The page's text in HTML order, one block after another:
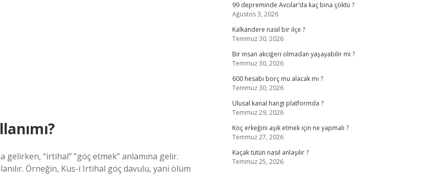
gelirken, “irtihal” “göç etmek” anlamına gelir.
Örneğin, Kus-i Irtihal göç davulu, yani ölüm
99 depreminde Avcılar’da kaç bina çöktü ?
Ağustos 3, 2026
Kalkandere nasıl bir ilçe ?
Temmuz 30, 2026
Bir insan akciğeri olmadan yaşayabilir mi ?
Temmuz 30, 2026
600 hesabı borç mu alacak mı ?
Temmuz 30, 2026
Ulusal kanal hangi platformda ?
Temmuz 29, 2026
Koç erkeğini aşık etmek için ne yapmalı ?
Temmuz 27, 2026
Kaçak tütün nasıl anlaşılır ?
Temmuz 25, 2026